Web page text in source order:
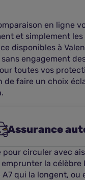
Voir les offres
Plus d'infos
Olivier - Agent
Plus d'infos
en ligne
et simplement les
disponibles à
engagement
toutes vos
de faire un choix
Assurance
pour circuler avec
la célèbre
qui la longent, ou